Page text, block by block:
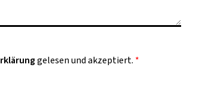
gelesen und akzeptiert. *